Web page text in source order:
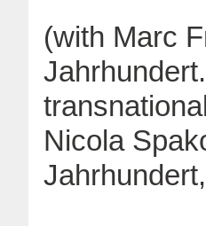
(with Marc
Nicola